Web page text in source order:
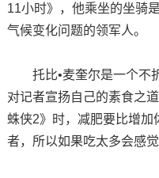
11小时》，他乘坐的坐骑
气候变化问题的领军人。
托比•麦奎尔是一个不
对记者宣扬自己的素食之
蛛侠2》时，减肥要比增
者，所以如果吃太多会感觉